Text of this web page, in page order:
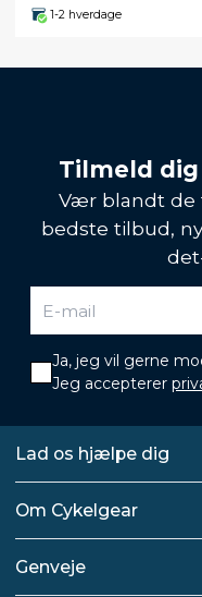
1-2 hverdage
Tilmeld
Vær blandt de
bedste tilbud,
Ja, jeg vil gerne
Jeg accepterer
Lad os hjælpe dig
Om Cykelgear
Genveje